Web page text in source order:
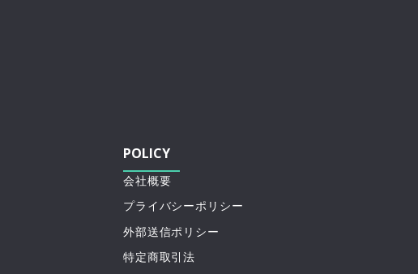
POLICY
会社概要
プライバシーポリシー
外部送信ポリシー
特定商取引法